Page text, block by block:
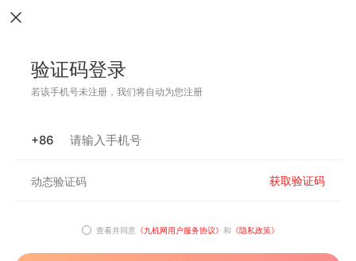
验证码登录
若该手机号未注册，我们将自动为您注册
+86
获取验证码
查看并同意 《九机网用户服务协议》 和 《隐私政策》